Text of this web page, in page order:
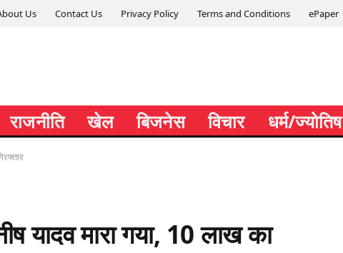
Us Contact Us Privacy Policy Terms and Conditions ePaper
राजनीति खेल बिजनेस विचार धर्म/ज्योतिष
यादव मारा गया, 10 लाख का